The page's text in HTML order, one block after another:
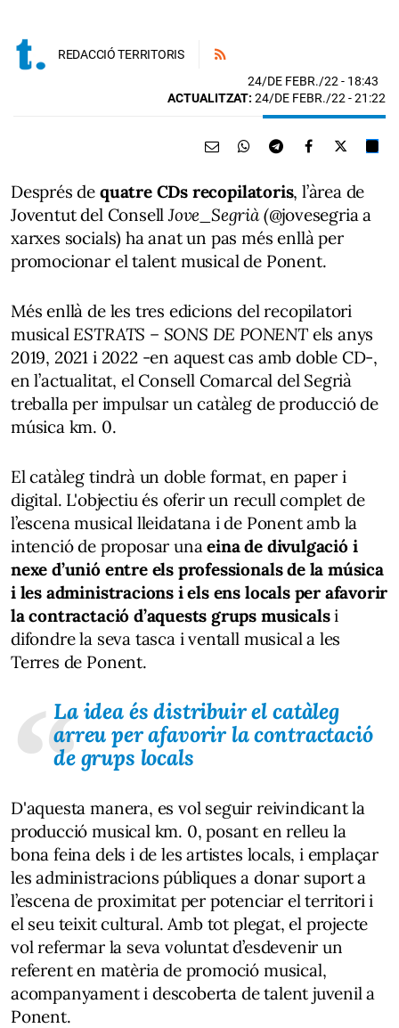
REDACCIÓ TERRITORIS
24/DE FEBR./22 - 18:43
ACTUALITZAT: 24/DE FEBR./22 - 21:22
Després de quatre CDs recopilatoris, l’àrea de
Joventut del ConsellJove_Segrià (@jovesegria a
xarxes socials) ha anat un pas més enllà per
promocionar el talent musical de Ponent.
Més enllà de les tres edicions del recopilatori
musical ESTRATS – SONS DE PONENT els anys
2019, 2021 i 2022 -en aquest cas amb doble CD-,
en l’actualitat, el Consell Comarcal del Segrià
treballa per impulsar un catàleg de producció de
música km. 0.
El catàleg tindrà un doble format, en paper i
digital. L'objectiu és oferir un recull complet de
l’escena musical lleidatana i de Ponent amb la
intenció de proposar unaeina de divulgació i
nexe d’unió entre els professionals de la música
i les administracions i els ens locals per afavorir
la contractació d’aquests grups musicalsi
difondre la seva tasca i ventall musical a les
Terres de Ponent.
La idea és distribuir el catàleg
arreu per afavorir la contractació
de grups locals
D'aquesta manera, es vol seguir reivindicant la
producció musical km. 0, posant en relleu la
bona feina dels i de les artistes locals, i emplaçar
les administracions públiques a donar suport a
l’escena de proximitat per potenciar el territori i
el seu teixit cultural. Amb tot plegat, el projecte
vol refermar la seva voluntat d’esdevenir un
referent en matèria de promoció musical,
acompanyament i descoberta de talent juvenil a
Ponent.